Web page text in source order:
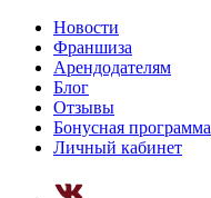
Новости
Франшиза
Арендодателям
Блог
Отзывы
Бонусная программа
Личный кабинет